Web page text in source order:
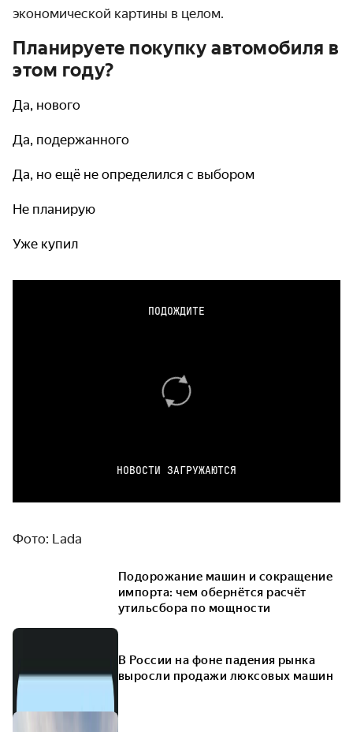
экономической картины в целом.
Планируете покупку автомобиля в
этом году?
Да, нового
Да, подержанного
Да, но ещё не определился с выбором
Не планирую
Уже купил
ПОДОЖДИТЕ
НОВОСТИ ЗАГРУЖАЮТСЯ
Фото: Lada
Подорожание машин и сокращение
импорта: чем обернётся расчёт
утильсбора по мощности
В России на фоне падения рынка
выросли продажи люксовых машин